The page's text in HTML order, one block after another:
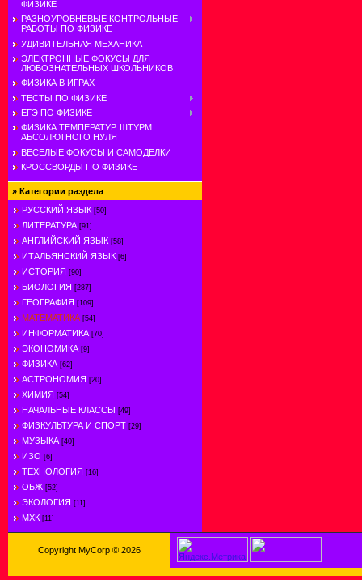
ФИЗИКЕ
РАЗНОУРОВНЕВЫЕ КОНТРОЛЬНЫЕ
РАБОТЫ ПО ФИЗИКЕ
УДИВИТЕЛЬНАЯ МЕХАНИКА
ЭЛЕКТРОННЫЕ ФОКУСЫ ДЛЯ
ЛЮБОЗНАТЕЛЬНЫХ ШКОЛЬНИКОВ
ФИЗИКА В ИГРАХ
ТЕСТЫ ПО ФИЗИКЕ
ЕГЭ ПО ФИЗИКЕ
ФИЗИКА ТЕМПЕРАТУР. ШТУРМ
АБСОЛЮТНОГО НУЛЯ
ВЕСЕЛЫЕ ФОКУСЫ И САМОДЕЛКИ
КРОССВОРДЫ ПО ФИЗИКЕ
» Категории раздела
РУССКИЙ ЯЗЫК [50]
ЛИТЕРАТУРА [91]
АНГЛИЙСКИЙ ЯЗЫК [58]
ИТАЛЬЯНСКИЙ ЯЗЫК [6]
ИСТОРИЯ [90]
БИОЛОГИЯ [287]
ГЕОГРАФИЯ [109]
МАТЕМАТИКА [54]
ИНФОРМАТИКА [70]
ЭКОНОМИКА [9]
ФИЗИКА [62]
АСТРОНОМИЯ [20]
ХИМИЯ [54]
НАЧАЛЬНЫЕ КЛАССЫ [49]
ФИЗКУЛЬТУРА И СПОРТ [29]
МУЗЫКА [40]
ИЗО [6]
ТЕХНОЛОГИЯ [16]
ОБЖ [52]
ЭКОЛОГИЯ [11]
МХК [11]
Copyright MyCorp © 2026